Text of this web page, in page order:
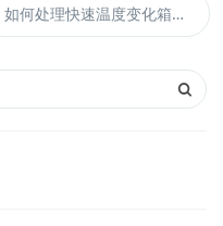
如何处理快速温度变化箱报警